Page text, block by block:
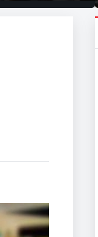
тунел во слепа